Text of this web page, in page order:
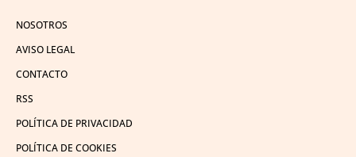
NOSOTROS
AVISO LEGAL
CONTACTO
RSS
POLÍTICA DE PRIVACIDAD
POLÍTICA DE COOKIES